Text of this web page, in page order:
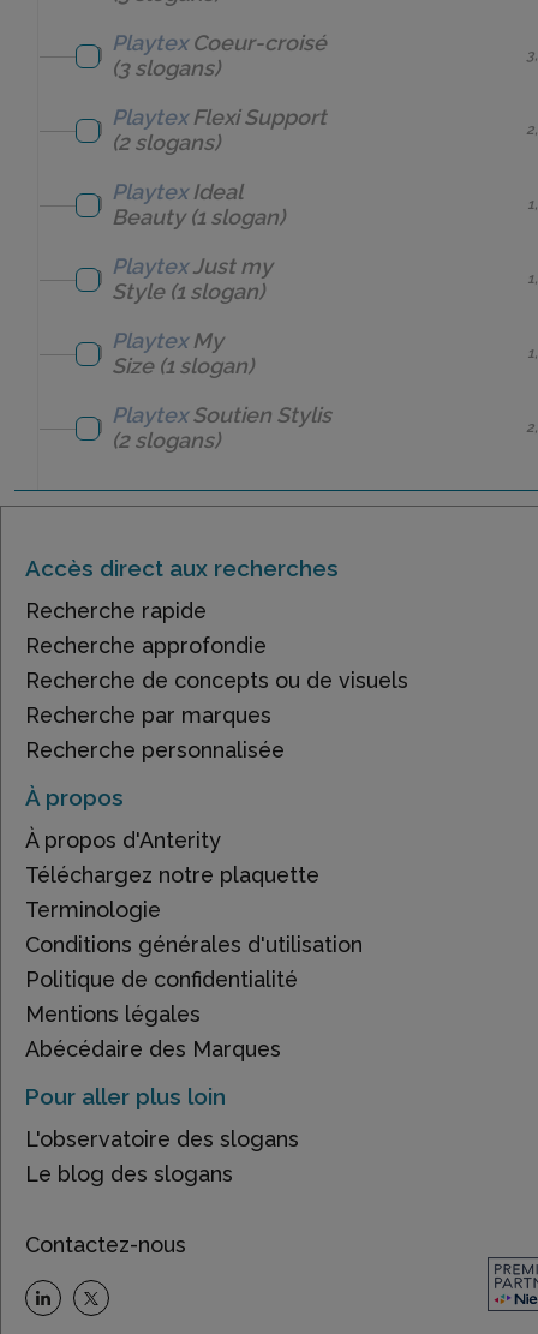
Playtex Coeur-croisé
(3 slogans)
Playtex Flexi Support
(2 slogans)
Playtex Ideal
Beauty(1 slogan)
Playtex Just my
Style(1 slogan)
Playtex My
Size(1 slogan)
Playtex Soutien Stylis
(2 slogans)
Accès direct aux recherches
Recherche rapide
Recherche approfondie
Recherche de concepts ou de visuels
Recherche par marques
Recherche personnalisée
À propos
À propos d'Anterity
Téléchargez notre plaquette
Terminologie
Conditions générales d'utilisation
Politique de confidentialité
Mentions légales
Abécédaire des Marques
Pour aller plus loin
L'observatoire des slogans
Le blog des slogans
Contactez-nous